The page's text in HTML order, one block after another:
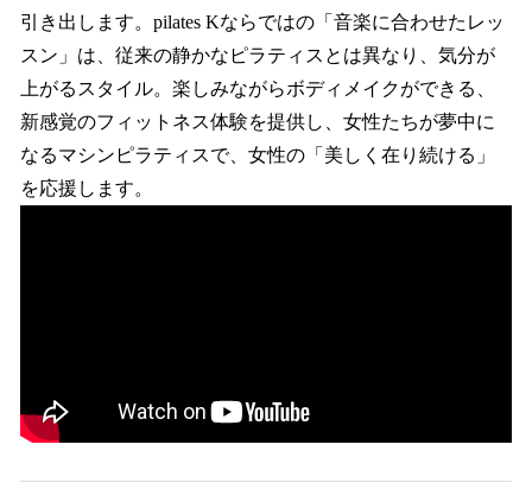
引き出します。pilates Kならではの「音楽に合わせたレッ
スン」は、従来の静かなピラティスとは異なり、気分が
上がるスタイル。楽しみながらボディメイクができる、
新感覚のフィットネス体験を提供し、女性たちが夢中に
なるマシンピラティスで、女性の「美しく在り続ける」
を応援します。